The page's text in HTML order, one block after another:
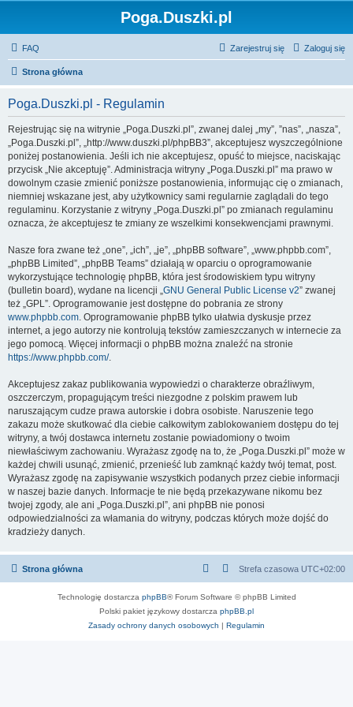
Poga.Duszki.pl
FAQ Zaloguj się
Zarejestruj się
Strona główna
Poga.Duszki.pl - Regulamin
Rejestrując się na witrynie „Poga.Duszki.pl”, zwanej dalej „my”, ”nas”, „nasza”,
„Poga.Duszki.pl”, „http://www.duszki.pl/phpBB3”, akceptujesz wyszczególnione
poniżej postanowienia. Jeśli ich nie akceptujesz, opuść to miejsce, naciskając
przycisk „Nie akceptuję”. Administracja witryny „Poga.Duszki.pl” ma prawo w
dowolnym czasie zmienić poniższe postanowienia, informując cię o zmianach,
niemniej wskazane jest, aby użytkownicy sami regularnie zaglądali do tego
regulaminu. Korzystanie z witryny „Poga.Duszki.pl” po zmianach regulaminu
oznacza, że akceptujesz te zmiany ze wszelkimi konsekwencjami prawnymi.
Nasze fora zwane też „one”, „ich”, „je”, „phpBB software”, „www.phpbb.com”,
„phpBB Limited”, „phpBB Teams” działają w oparciu o oprogramowanie
wykorzystujące technologię phpBB, która jest środowiskiem typu witryny
(bulletin board), wydane na licencji „GNU General Public License v2” zwanej
też „GPL”. Oprogramowanie jest dostępne do pobrania ze strony
www.phpbb.com. Oprogramowanie phpBB tylko ułatwia dyskusje przez
internet, a jego autorzy nie kontrolują tekstów zamieszczanych w internecie za
jego pomocą. Więcej informacji o phpBB można znaleźć na stronie
https://www.phpbb.com/.
Akceptujesz zakaz publikowania wypowiedzi o charakterze obraźliwym,
oszczerczym, propagującym treści niezgodne z polskim prawem lub
naruszającym cudze prawa autorskie i dobra osobiste. Naruszenie tego
zakazu może skutkować dla ciebie całkowitym zablokowaniem dostępu do tej
witryny, a twój dostawca internetu zostanie powiadomiony o twoim
niewłaściwym zachowaniu. Wyrażasz zgodę na to, że „Poga.Duszki.pl” może w
każdej chwili usunąć, zmienić, przenieść lub zamknąć każdy twój temat, post.
Wyrażasz zgodę na zapisywanie wszystkich podanych przez ciebie informacji
w naszej bazie danych. Informacje te nie będą przekazywane nikomu bez
twojej zgody, ale ani „Poga.Duszki.pl”, ani phpBB nie ponosi
odpowiedzialności za włamania do witryny, podczas których może dojść do
kradzieży danych.
Strona główna Strefa czasowa UTC+02:00
Technologię dostarcza phpBB® Forum Software © phpBB Limited
Polski pakiet językowy dostarcza phpBB.pl
Zasady ochrony danych osobowych | Regulamin